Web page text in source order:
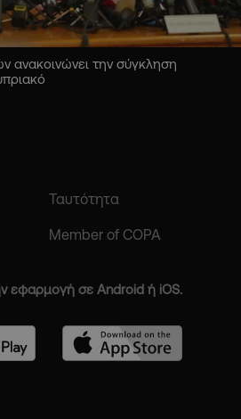
την σύγκληση
Ταυτότητα
Member of COPA
εφαρμογή σε Android ή iOS.